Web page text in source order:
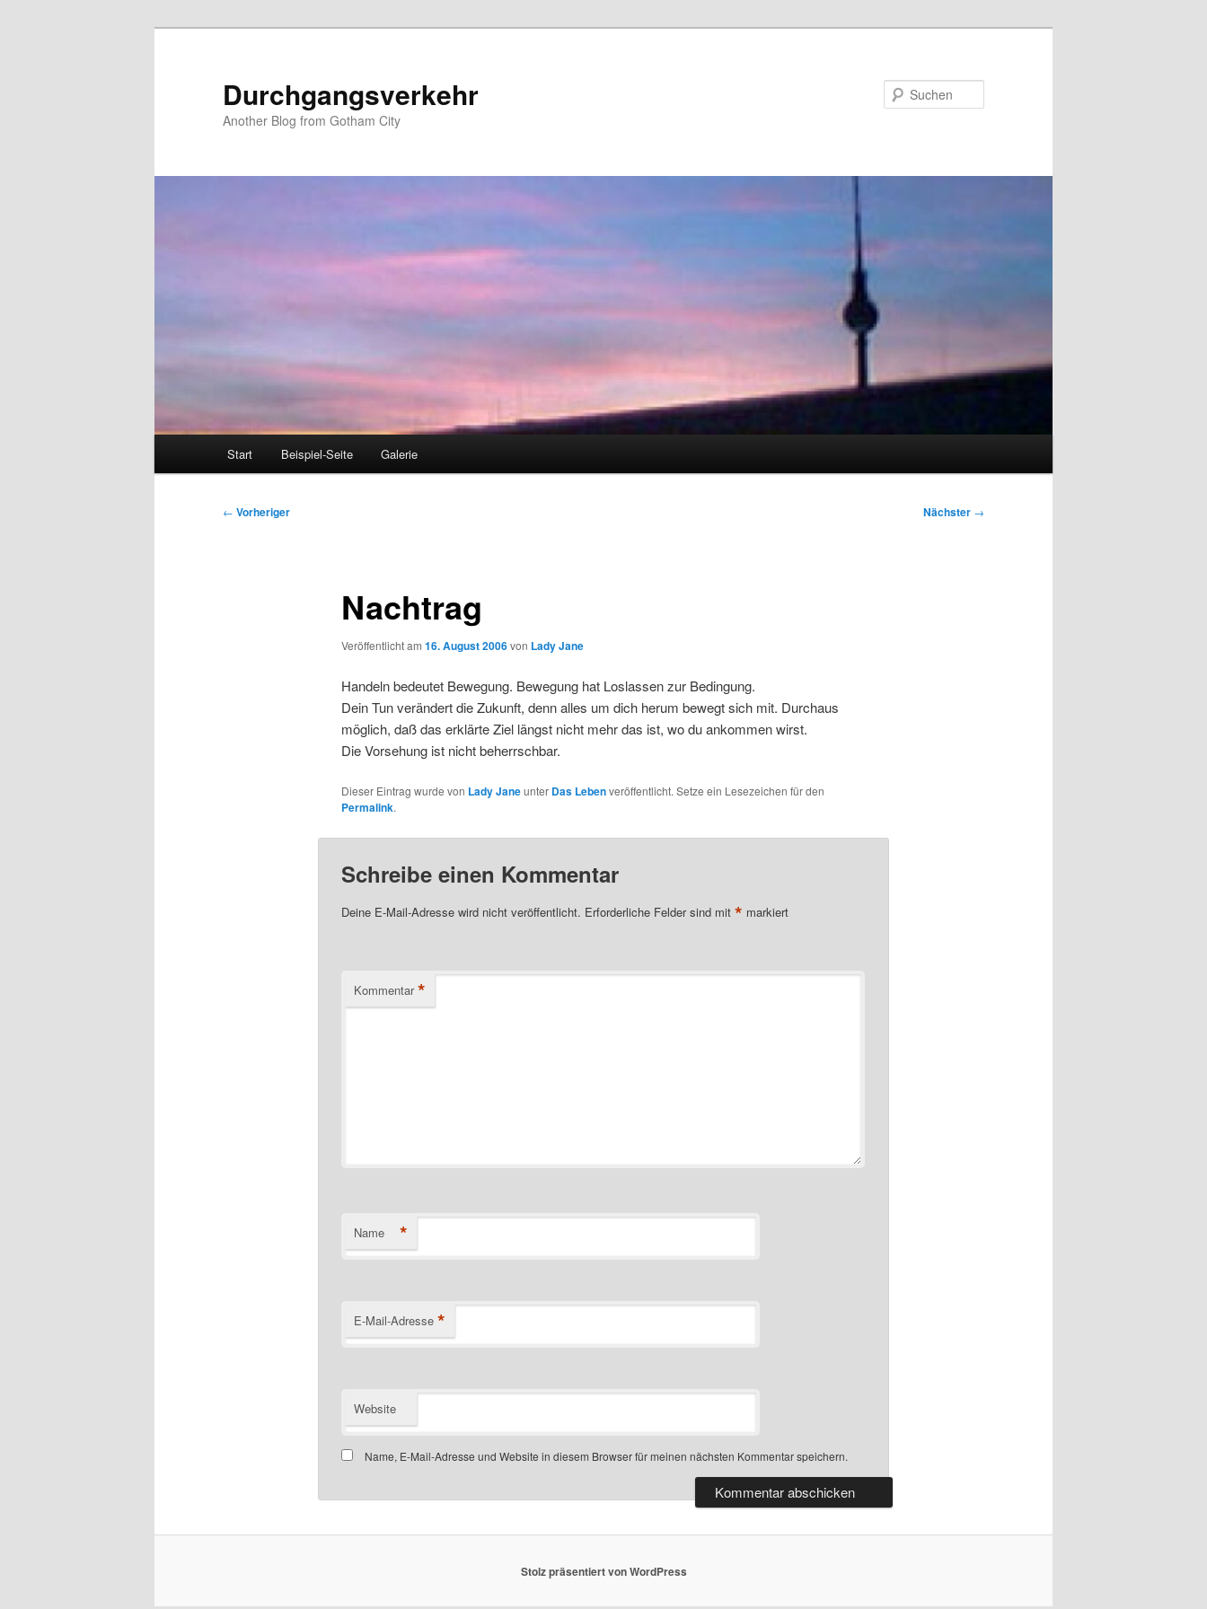
Durchgangsverkehr
Another Blog from Gotham City
Start Beispiel-Seite Galerie
Beitragsnavigation
← Vorheriger Nächster →
Nachtrag
Veröffentlicht am 16. August 2006von Lady Jane
Handeln bedeutet Bewegung. Bewegung hat Loslassen zur Bedingung.
Dein Tun verändert die Zukunft, denn alles um dich herum bewegt sich mit. Durchaus
möglich, daß das erklärte Ziel längst nicht mehr das ist, wo du ankommen wirst.
Die Vorsehung ist nicht beherrschbar.
Dieser Eintrag wurde von Lady Janeunter Das Lebenveröffentlicht. Setze ein Lesezeichen für den
Permalink.
Schreibe einen Kommentar
Deine E-Mail-Adresse wird nicht veröffentlicht. Erforderliche Felder sind mit * markiert
Kommentar *
Name *
E-Mail-Adresse *
Website
Name, E-Mail-Adresse und Website in diesem Browser für meinen nächsten Kommentar speichern.
Stolz präsentiert von WordPress